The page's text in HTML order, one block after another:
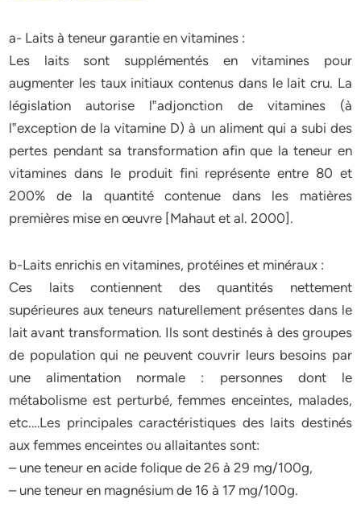
a- Laits à teneur garantie en vitamines :
Les laits sont supplémentés en vitamines pour
augmenter les taux initiaux contenus dans le lait cru. La
législation autorise l‟adjonction de vitamines (à
l‟exception de la vitamine D) à un aliment qui a subi des
pertes pendant sa transformation afin que la teneur en
vitamines dans le produit fini représente entre 80 et
200% de la quantité contenue dans les matières
premières mise en œuvre [Mahaut et al. 2000] .
b-Laits enrichis en vitamines, protéines et minéraux :
Ces laits contiennent des quantités nettement
supérieures aux teneurs naturellement présentes dans le
lait avant transformation. Ils sont destinés à des groupes
de population qui ne peuvent couvrir leurs besoins par
une alimentation normale : personnes dont le
métabolisme est perturbé, femmes enceintes, malades,
etc.…Les principales caractéristiques des laits destinés
aux femmes enceintes ou allaitantes sont:
– une teneur en acide folique de 26 à 29 mg/100g,
– une teneur en magnésium de 16 à 17 mg/100g.